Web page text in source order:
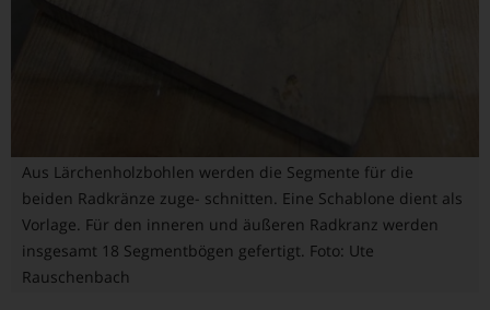
Aus Lärchenholzbohlen werden die Segmente für die
beiden Radkränze zuge- schnitten. Eine Schablone dient als
Vorlage. Für den inneren und äußeren Radkranz werden
insgesamt 18 Segmentbögen gefertigt. Foto: Ute
Rauschenbach